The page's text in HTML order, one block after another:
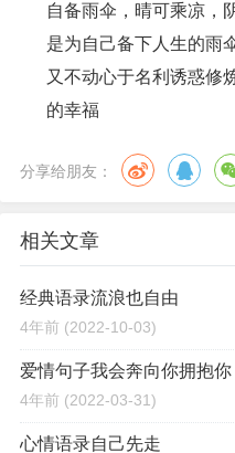
自备雨伞，晴可乘凉，
是为自己备下人生的雨
又不动心于名利诱惑修
的幸福
分享给朋友：
相关文章
经典语录流浪也自由
4年前 (2022-10-03)
爱情句子我会奔向你拥抱你
4年前 (2022-03-31)
心情语录自己先走